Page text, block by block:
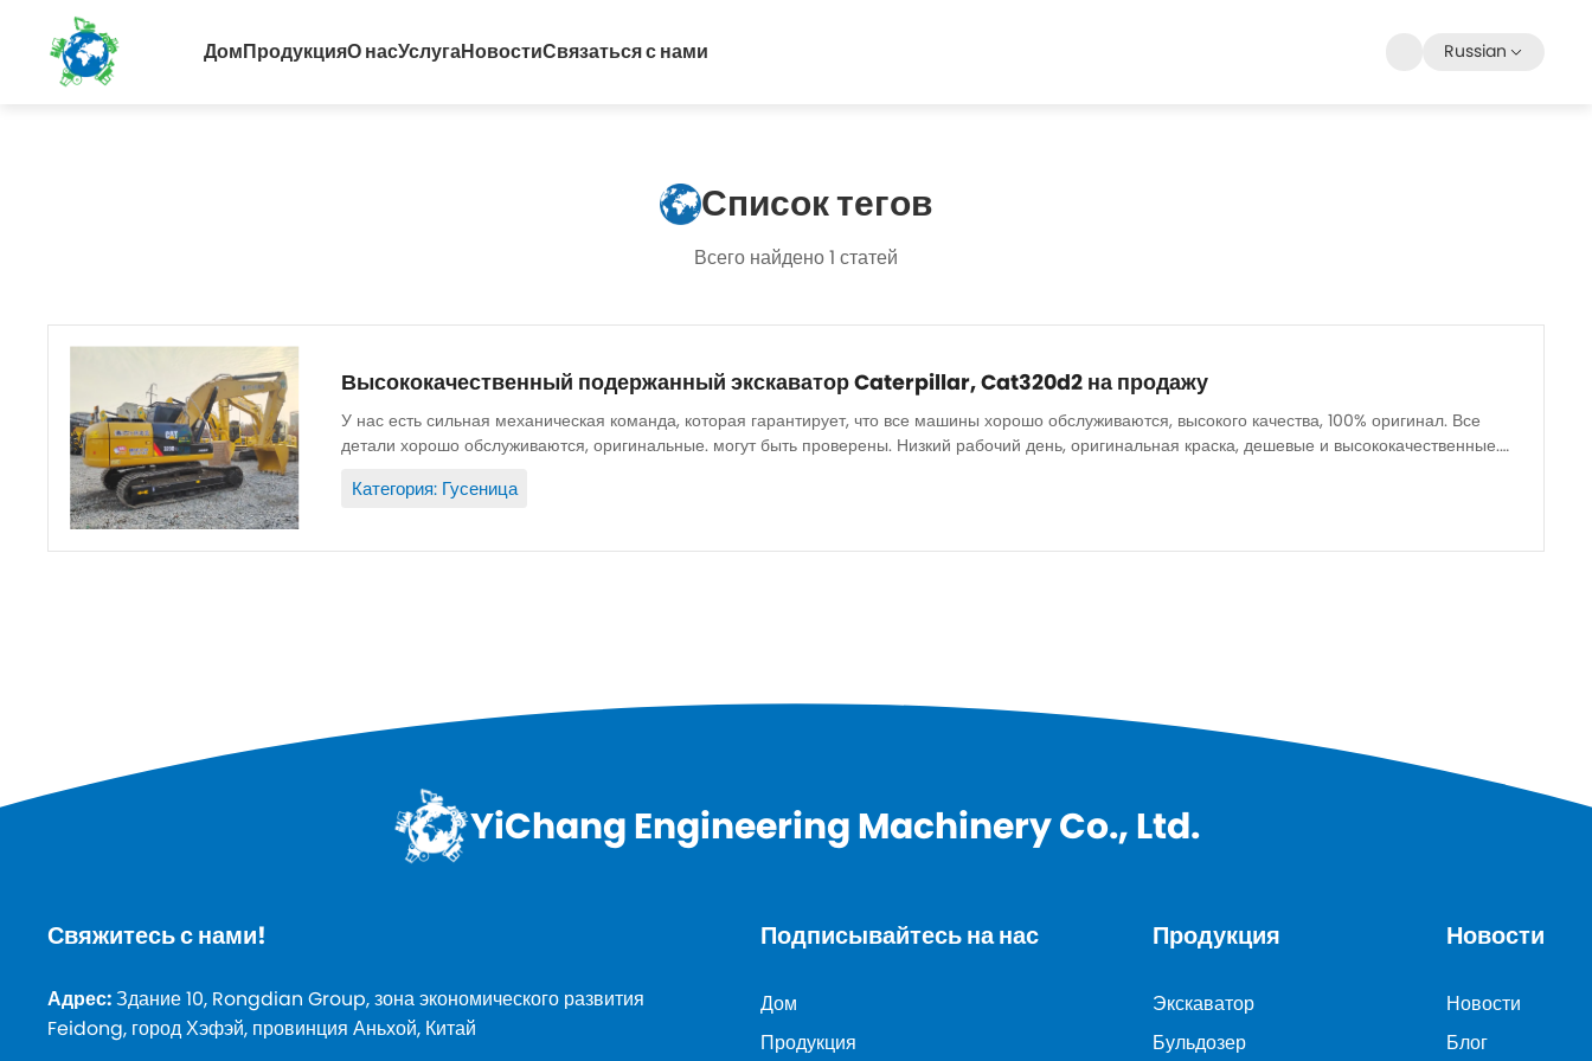
ДомПродукцияО насУслугаНовостиСвязаться с нами Russian
Список тегов
Всего найдено 1 статей
Высококачественный подержанный экскаватор Caterpillar, Cat320d2 на продажу
У нас есть сильная механическая команда, которая гарантирует, что все машины хорошо обслуживаются, высокого качества, 100% оригинал. Все
детали хорошо обслуживаются, оригинальные. могут быть проверены. Низкий рабочий день, оригинальная краска, дешевые и высококачественные.
Категория: Гусеница
YiChang Engineering Machinery Co., Ltd.
Свяжитесь с нами!
Адрес:Здание 10, Rongdian Group, зона экономического развития
Feidong, город Хэфэй, провинция Аньхой, Китай
Подписывайтесь на нас
Дом
Продукция
Продукция
Экскаватор
Бульдозер
Новости
Новости
Блог